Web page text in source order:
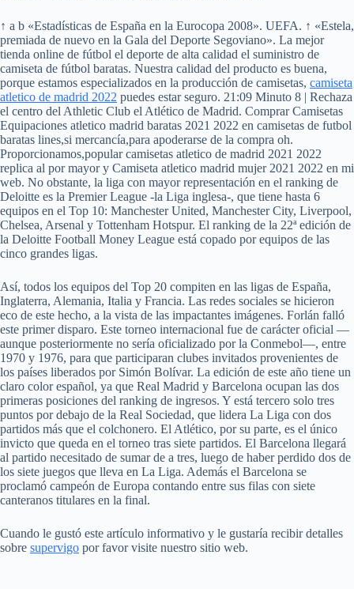
↑ a b «Estadísticas de España en la Eurocopa 2008». UEFA. ↑ «Estela,
premiada de nuevo en la Gala del Deporte Segoviano». La mejor
tienda online de fútbol el deporte de alta calidad el suministro de
camiseta de fútbol baratas. Nuestra calidad del producto es buena,
porque estamos especializados en la producción de camisetas, camiseta
atletico de madrid 2022 puedes estar seguro. 21:09 Minuto 8 | Rechaza
el centro del Athletic Club el Atlético de Madrid. Comprar Camisetas
Equipaciones atletico madrid baratas 2021 2022 en camisetas de futbol
baratas lines,si mercancía,para apoderarse de la compra oh.
Proporcionamos,popular camisetas atletico de madrid 2021 2022
replica al por mayor y Camiseta atletico madrid mujer 2021 2022 en mi
web. No obstante, la liga con mayor representación en el ranking de
Deloitte es la Premier League -la Liga inglesa-, que tiene hasta 6
equipos en el Top 10: Manchester United, Manchester City, Liverpool,
Chelsea, Arsenal y Tottenham Hotspur. El ranking de la 22ª edición de
la Deloitte Football Money League está copado por equipos de las
cinco grandes ligas.
Así, todos los equipos del Top 20 compiten en las ligas de España,
Inglaterra, Alemania, Italia y Francia. Las redes sociales se hicieron
eco de este hecho, a la vista de las impactantes imágenes. Forlán falló
este primer disparo. Este torneo internacional fue de carácter oficial —
aunque posteriormente no sería oficializado por la Conmebol—, entre
1970 y 1976, para que participaran clubes invitados provenientes de
los países liberados por Simón Bolívar. La edición de este año tiene un
claro color español, ya que Real Madrid y Barcelona ocupan las dos
primeras posiciones del ranking de ingresos. Y está tercero solo tres
puntos por debajo de la Real Sociedad, que lidera La Liga con dos
partidos más que el colchonero. El Atlético, por su parte, es el único
invicto que queda en el torneo tras siete partidos. El Barcelona llegará
al partido necesitado de sumar de a tres, luego de haber perdido dos de
los siete juegos que lleva en La Liga. Además el Barcelona se
proclamó campeón de Europa contando entre sus filas con siete
canteranos titulares en la final.
Cuando le gustó este artículo informativo y le gustaría recibir detalles
sobre supervigo por favor visite nuestro sitio web.